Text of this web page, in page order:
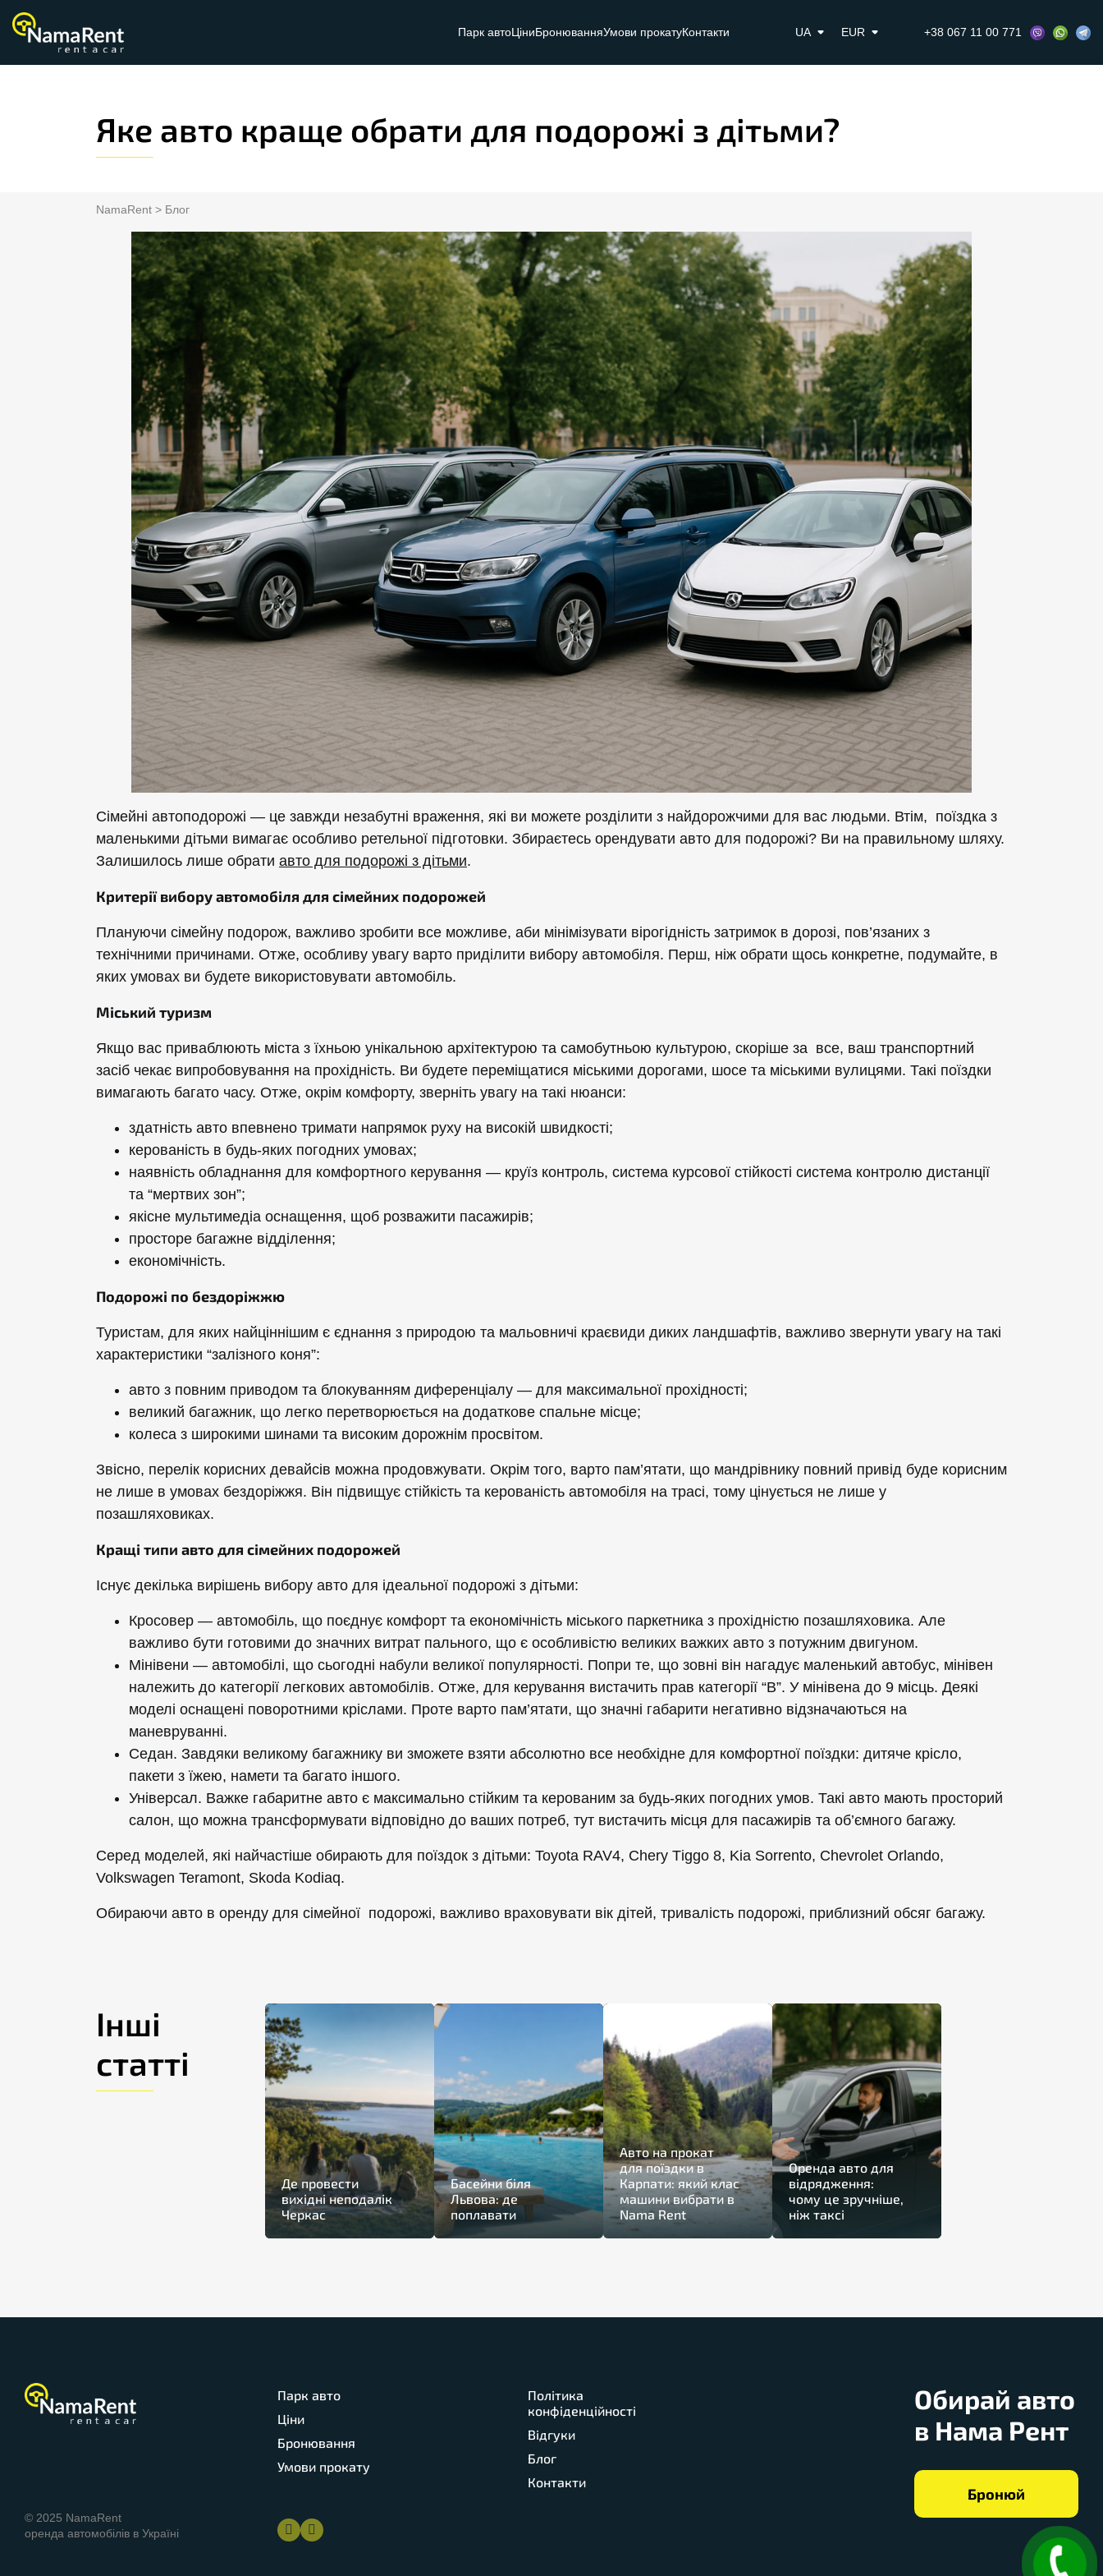
Парк автоЦіниБронюванняУмови прокатуКонтакти UA EUR +38 067 11 00 771
Яке авто краще обрати для подорожі з дітьми?
NamaRent > Блог
Сімейні автоподорожі — це завжди незабутні враження, які ви можете розділити з найдорожчими для вас людьми. Втім, поїздка з
маленькими дітьми вимагає особливо ретельної підготовки. Збираєтесь орендувати авто для подорожі? Ви на правильному шляху.
Залишилось лише обрати авто для подорожі з дітьми.
Критерії вибору автомобіля для сімейних подорожей
Плануючи сімейну подорож, важливо зробити все можливе, аби мінімізувати вірогідність затримок в дорозі, пов’язаних з
технічними причинами. Отже, особливу увагу варто приділити вибору автомобіля. Перш, ніж обрати щось конкретне, подумайте, в
яких умовах ви будете використовувати автомобіль.
Міський туризм
Якщо вас приваблюють міста з їхньою унікальною архітектурою та самобутньою культурою, скоріше за все, ваш транспортний
засіб чекає випробовування на прохідність. Ви будете переміщатися міськими дорогами, шосе та міськими вулицями. Такі поїздки
вимагають багато часу. Отже, окрім комфорту, зверніть увагу на такі нюанси:
здатність авто впевнено тримати напрямок руху на високій швидкості;
керованість в будь-яких погодних умовах;
наявність обладнання для комфортного керування — круїз контроль, система курсової стійкості система контролю дистанції
та “мертвих зон”;
якісне мультимедіа оснащення, щоб розважити пасажирів;
просторе багажне відділення;
економічність.
Подорожі по бездоріжжю
Туристам, для яких найціннішим є єднання з природою та мальовничі краєвиди диких ландшафтів, важливо звернути увагу на такі
характеристики “залізного коня”:
авто з повним приводом та блокуванням диференціалу — для максимальної прохідності;
великий багажник, що легко перетворюється на додаткове спальне місце;
колеса з широкими шинами та високим дорожнім просвітом.
Звісно, перелік корисних девайсів можна продовжувати. Окрім того, варто пам’ятати, що мандрівнику повний привід буде корисним
не лише в умовах бездоріжжя. Він підвищує стійкість та керованість автомобіля на трасі, тому цінується не лише у
позашляховиках.
Кращі типи авто для сімейних подорожей
Існує декілька вирішень вибору авто для ідеальної подорожі з дітьми:
Кросовер — автомобіль, що поєднує комфорт та економічність міського паркетника з прохідністю позашляховика. Але
важливо бути готовими до значних витрат пального, що є особливістю великих важких авто з потужним двигуном.
Мінівени — автомобілі, що сьогодні набули великої популярності. Попри те, що зовні він нагадує маленький автобус, мінівен
належить до категорії легкових автомобілів. Отже, для керування вистачить прав категорії “B”. У мінівена до 9 місць. Деякі
моделі оснащені поворотними кріслами. Проте варто пам’ятати, що значні габарити негативно відзначаються на
маневруванні.
Седан. Завдяки великому багажнику ви зможете взяти абсолютно все необхідне для комфортної поїздки: дитяче крісло,
пакети з їжею, намети та багато іншого.
Універсал. Важке габаритне авто є максимально стійким та керованим за будь-яких погодних умов. Такі авто мають просторий
салон, що можна трансформувати відповідно до ваших потреб, тут вистачить місця для пасажирів та об’ємного багажу.
Серед моделей, які найчастіше обирають для поїздок з дітьми: Toyota RAV4, Chery Tіggo 8, Kia Sorrento, Chevrolet Orlando,
Volkswagen Teramont, Skoda Kodiaq.
Обираючи авто в оренду для сімейної подорожі, важливо враховувати вік дітей, тривалість подорожі, приблизний обсяг багажу.
Інші
статті
Де провести
вихідні неподалік
Черкас
Басейни біля
Львова: де
поплавати
Авто на прокат
для поїздки в
Карпати: який клас
машини вибрати в
Nama Rent
Оренда авто для
відрядження:
чому це зручніше,
ніж таксі
© 2025 NamaRent
оренда автомобілів в Україні
Парк авто
Ціни
Бронювання
Умови прокату
Політика
конфіденційності
Відгуки
Блог
Контакти
Обирай авто
в Нама Рент
Бронюй